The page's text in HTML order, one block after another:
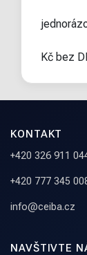
1
Kč bez
KONTAKT
+420 326 911
+420 777 345
info@ceiba.cz
NAVŠTIVTE